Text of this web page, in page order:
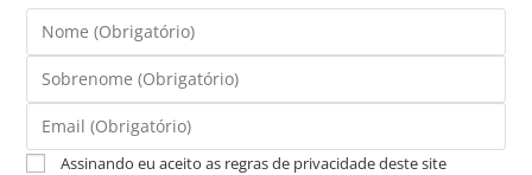
Assinando eu aceito as regras de privacidade deste site